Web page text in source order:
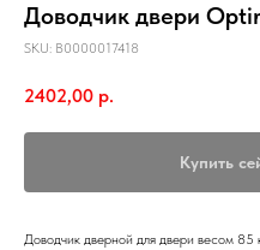
Доводчик двери
SKU: В0000017418
2402,00 р.
Купить
Доводчик дверной для двери весом